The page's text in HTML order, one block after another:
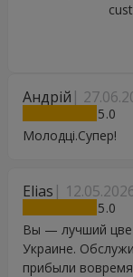
Андрій
5
Молодці.Супер!
Elias
5
Вы — лучший
Украине.
прибыли